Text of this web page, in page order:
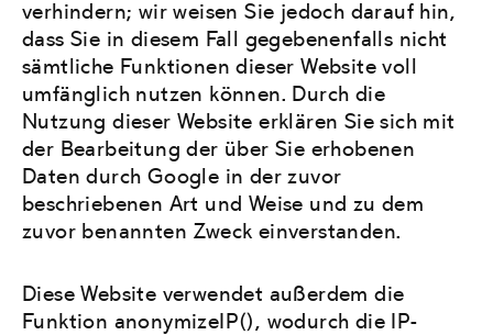
verhindern; wir weisen Sie jedoch darauf hin,
dass Sie in diesem Fall gegebenenfalls nicht
sämtliche Funktionen dieser Website voll
umfänglich nutzen können. Durch die
Nutzung dieser Website erklären Sie sich mit
der Bearbeitung der über Sie erhobenen
Daten durch Google in der zuvor
beschriebenen Art und Weise und zu dem
zuvor benannten Zweck einverstanden.
Diese Website verwendet außerdem die
Funktion anonymizeIP(), wodurch die IP-